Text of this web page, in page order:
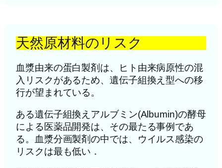
天然原材料のリスク
血漿由来の蛋白製剤は、ヒト由来病原性の混
入リスクがあるため、遺伝子組換え型への移
行が望まれている。
ある遺伝子組換えアルブミン(Albumin)の酵母
による医薬品開発は、その最たる事例であ
る。血漿分画製剤の中では、ウイルス感染の
リスクは最も低い．